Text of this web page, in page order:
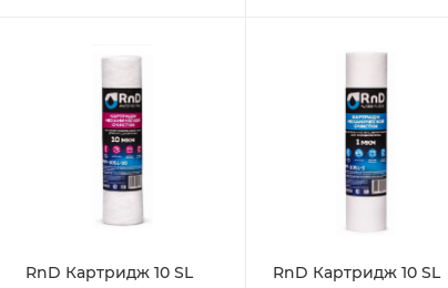
RnD Картридж 10 SL
RnD Картридж 10 SL